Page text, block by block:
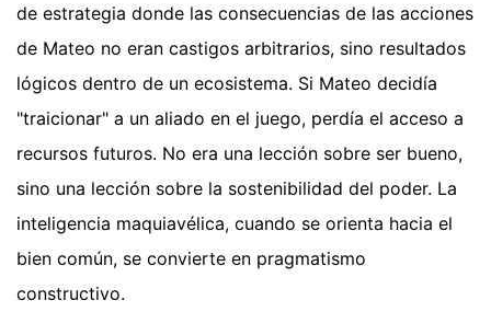
de estrategia donde las consecuencias de las acciones
de Mateo no eran castigos arbitrarios, sino resultados
lógicos dentro de un ecosistema. Si Mateo decidía
"traicionar" a un aliado en el juego, perdía el acceso a
recursos futuros. No era una lección sobre ser bueno,
sino una lección sobre la sostenibilidad del poder. La
inteligencia maquiavélica, cuando se orienta hacia el
bien común, se convierte en pragmatismo
constructivo.